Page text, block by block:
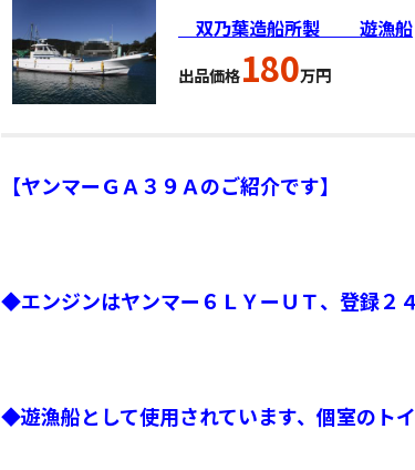
双乃葉造船所製 遊漁船
出品価格180万円
【ヤンマーＧＡ３９Ａのご紹介です】
◆エンジンはヤンマー６ＬＹーＵＴ、登録２４
◆遊漁船として使用されています、個室のトイ